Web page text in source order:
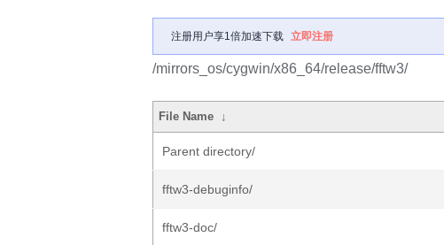
注册用户享1倍加速下载 立即注册
/mirrors_os/cygwin/x86_64/release/fftw3/
File Name ↓
Parent directory/
fftw3-debuginfo/
fftw3-doc/